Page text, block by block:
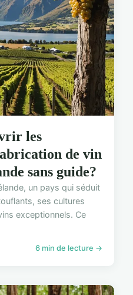
les
de vin
sans guide?
un pays qui séduit
ses cultures
exceptionnels. Ce
6 min de lecture →